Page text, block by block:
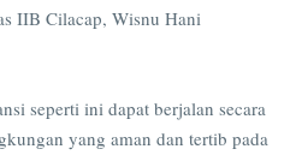
IIB Cilacap, Wisnu Hani
seperti ini dapat berjalan secara
yang aman dan tertib pada